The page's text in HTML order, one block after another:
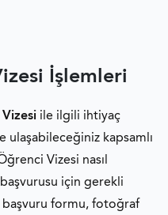
İşlemleri
ile ilgili ihtiyaç
kapsamlı
Vizesi nasıl
için gerekli
başvuru formu, fotoğraf